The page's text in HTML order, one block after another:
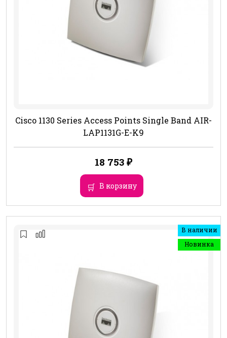
Cisco 1130 Series Access Points Single Band AIR-
LAP1131G-E-K9
18 753 ₽
В корзину
В наличии
Новинка